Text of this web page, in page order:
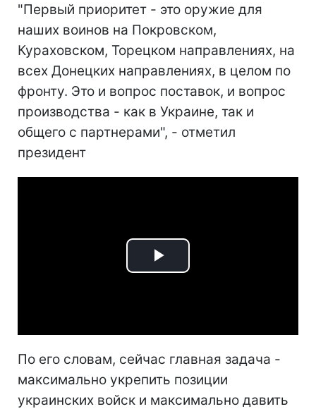
"Первый приоритет - это оружие для
наших воинов на Покровском,
Кураховском, Торецком направлениях, на
всех Донецких направлениях, в целом по
фронту. Это и вопрос поставок, и вопрос
производства - как в Украине, так и
общего с партнерами", - отметил
президент
Play
По его словам, сейчас главная задача -
максимально укрепить позиции
украинских войск и максимально давить